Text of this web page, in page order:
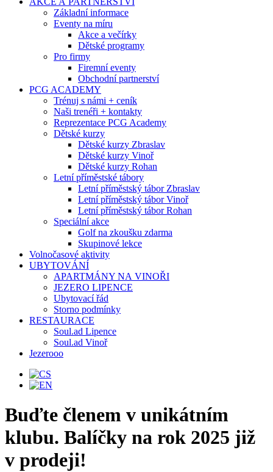
Základní informace
Eventy na míru
Akce a večírky
Dětské programy
Pro firmy
Firemní eventy
Obchodní partnerství
PCG ACADEMY
Trénuj s námi + ceník
Naši trenéři + kontakty
Reprezentace PCG Academy
Dětské kurzy
Dětské kurzy Zbraslav
Dětské kurzy Vinoř
Dětské kurzy Rohan
Letní příměstské tábory
Letní příměstský tábor Zbraslav
Letní příměstský tábor Vinoř
Letní příměstský tábor Rohan
Speciální akce
Golf na zkoušku zdarma
Skupinové lekce
Volnočasové aktivity
UBYTOVÁNÍ
APARTMÁNY NA VINOŘI
JEZERO LIPENCE
Ubytovací řád
Storno podmínky
RESTAURACE
Soul.ad Lipence
Soul.ad Vinoř
Jezerooo
Buďte členem v unikátním
klubu. Balíčky na rok 2025 již
v prodeji!